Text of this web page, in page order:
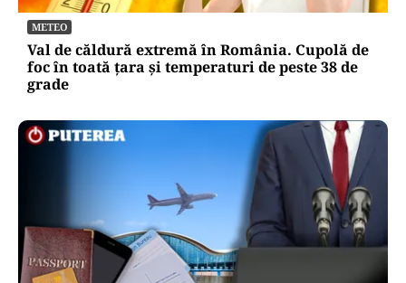
METEO
Val de căldură extremă în România. Cupolă de
foc în toată țara și temperaturi de peste 38 de
grade